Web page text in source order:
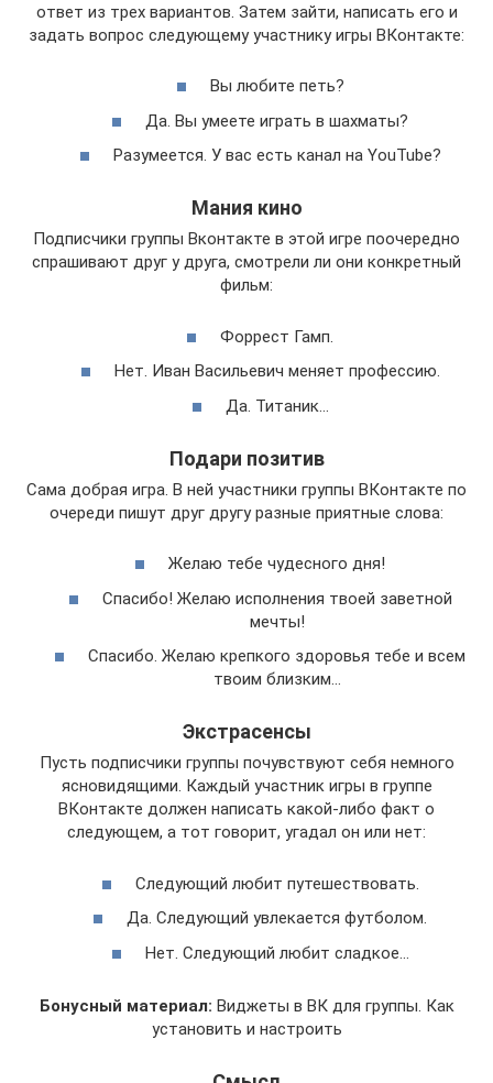
ответ из трех вариантов. Затем зайти, написать его и
задать вопрос следующему участнику игры ВКонтакте:
Вы любите петь?
Да. Вы умеете играть в шахматы?
Разумеется. У вас есть канал на YouTube?
Мания кино
Подписчики группы Вконтакте в этой игре поочередно
спрашивают друг у друга, смотрели ли они конкретный
фильм:
Форрест Гамп.
Нет. Иван Васильевич меняет профессию.
Да. Титаник…
Подари позитив
Сама добрая игра. В ней участники группы ВКонтакте по
очереди пишут друг другу разные приятные слова:
Желаю тебе чудесного дня!
Спасибо! Желаю исполнения твоей заветной
мечты!
Спасибо. Желаю крепкого здоровья тебе и всем
твоим близким…
Экстрасенсы
Пусть подписчики группы почувствуют себя немного
ясновидящими. Каждый участник игры в группе
ВКонтакте должен написать какой-либо факт о
следующем, а тот говорит, угадал он или нет:
Следующий любит путешествовать.
Да. Следующий увлекается футболом.
Нет. Следующий любит сладкое…
Бонусный материал: Виджеты в ВК для группы. Как
установить и настроить